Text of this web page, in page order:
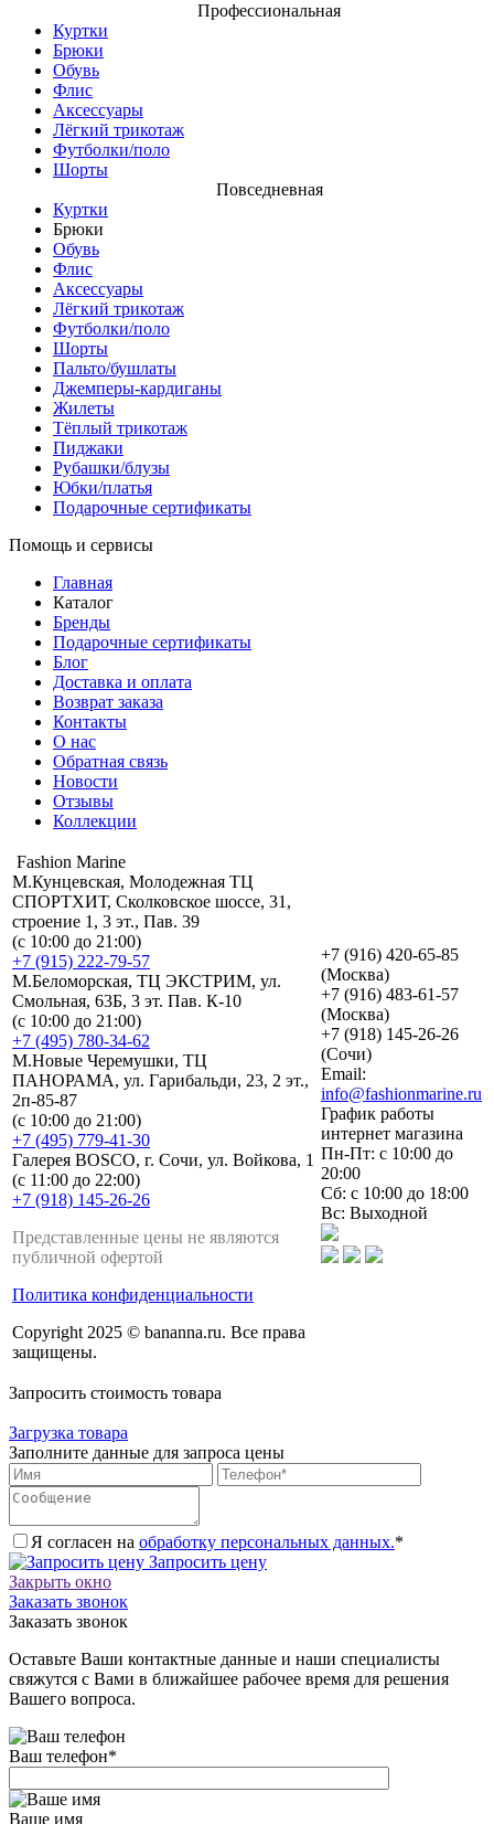
Профессиональная
Куртки
Брюки
Обувь
Флис
Аксессуары
Лёгкий трикотаж
Футболки/поло
Шорты
Повседневная
Куртки
Брюки
Обувь
Флис
Аксессуары
Лёгкий трикотаж
Футболки/поло
Шорты
Пальто/бушлаты
Джемперы-кардиганы
Жилеты
Тёплый трикотаж
Пиджаки
Рубашки/блузы
Юбки/платья
Подарочные сертификаты
Помощь и сервисы
Главная
Каталог
Бренды
Подарочные сертификаты
Блог
Доставка и оплата
Возврат заказа
Контакты
О нас
Обратная связь
Новости
Отзывы
Коллекции
Fashion Marine
М.Кунцевская, Молодежная ТЦ
СПОРТХИТ, Сколковское шоссе, 31,
строение 1, 3 эт., Пав. 39
(с 10:00 до 21:00)
+7 (915) 222-79-57
М.Беломорская, ТЦ ЭКСТРИМ, ул.
Смольная, 63Б, 3 эт. Пав. К-10
(с 10:00 до 21:00)
+7 (495) 780-34-62
М.Новые Черемушки, ТЦ
ПАНОРАМА, ул. Гарибальди, 23, 2 эт.,
2п-85-87
(с 10:00 до 21:00)
+7 (495) 779-41-30
Галерея BOSCO, г. Сочи, ул. Войкова, 1
(с 11:00 до 22:00)
+7 (918) 145-26-26
Представленные цены не являются
публичной офертой
Политика конфиденциальности
Copyright 2025 © bananna.ru. Все права
защищены.
+7 (916) 420-65-85
(Москва)
+7 (916) 483-61-57
(Москва)
+7 (918) 145-26-26
(Сочи)
Email:
info@fashionmarine.ru
График работы
интернет магазина
Пн-Пт: с 10:00 до
20:00
Сб: с 10:00 до 18:00
Вс: Выходной
Запросить стоимость товара
Загрузка товара
Заполните данные для запроса цены
Я согласен на обработку персональных данных.*
Запросить цену
Закрыть окно
Заказать звонок
Заказать звонок
Оставьте Ваши контактные данные и наши специалисты
свяжутся с Вами в ближайшее рабочее время для решения
Вашего вопроса.
Ваш телефон*
Ваше имя